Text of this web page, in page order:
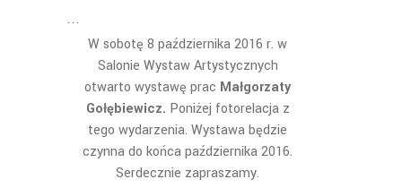
W sobotę 8 października 2016 r. w
Salonie Wystaw Artystycznych
otwarto wystawę prac Małgorzaty
Gołębiewicz. Poniżej fotorelacja z
tego wydarzenia. Wystawa będzie
czynna do końca października 2016.
Serdecznie zapraszamy.